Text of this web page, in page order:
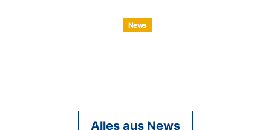
News
Alles aus News